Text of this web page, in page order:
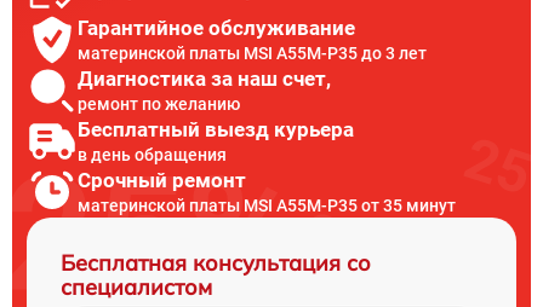
Гарантийное обслуживание
материнской платы MSI A55M-P35 до 3 лет
Диагностика за наш счет,
ремонт по желанию
Бесплатный выезд курьера
в день обращения
Срочный ремонт
материнской платы MSI A55M-P35 от 35 минут
Бесплатная консультация со
специалистом